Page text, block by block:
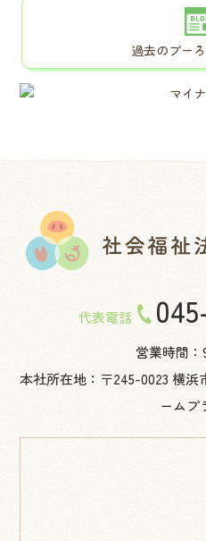
過去のブー
代表電話
営業時間：
本社所在地：〒245-0023 横浜
ームプ